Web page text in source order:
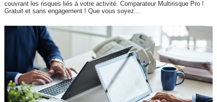
couvrant les risques liés à votre activité. Comparateur Multirisque Pro !
Gratuit et sans engagement ! Que vous soyez...